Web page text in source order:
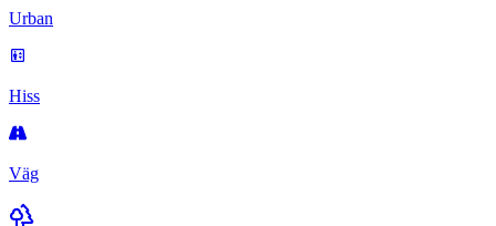
Urban
Hiss
Väg